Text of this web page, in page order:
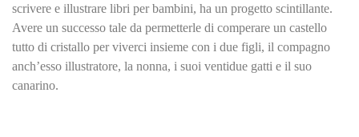
scrivere e illustrare libri per bambini, ha un progetto scintillante.
Avere un successo tale da permetterle di comperare un castello
tutto di cristallo per viverci insieme con i due figli, il compagno
anch’esso illustratore, la nonna, i suoi ventidue gatti e il suo
canarino.